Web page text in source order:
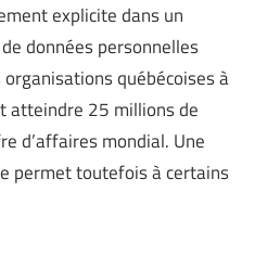
explicite dans un
données personnelles
québécoises à
atteindre 25 millions de
d’affaires mondial. Une
permet toutefois à certains